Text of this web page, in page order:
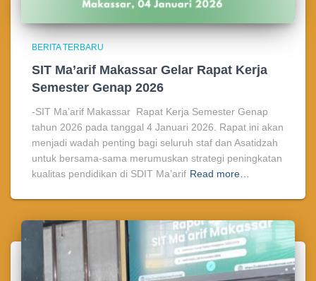
BERITA TERBARU
SIT Ma’arif Makassar Gelar Rapat Kerja
Semester Genap 2026
-SIT Ma’arif Makassar Rapat Kerja Semester Genap
tahun 2026 pada tanggal 4 Januari 2026. Rapat ini akan
menjadi wadah penting bagi seluruh staf dan Asatidzah
untuk bersama-sama merumuskan strategi peningkatan
kualitas pendidikan di SDIT Ma’arif Read more…